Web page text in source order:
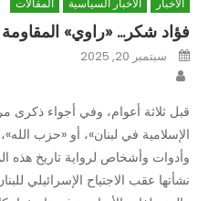
الاخبار الاخبار السياسية المقالات
فؤاد شكر… «راوي» المقاومة
Posted
onسبتمبر 20, 2025
الإسلامية في لبنان»، أو «حزب
وأدوات وأشخاص لرواية تاريخ هذه